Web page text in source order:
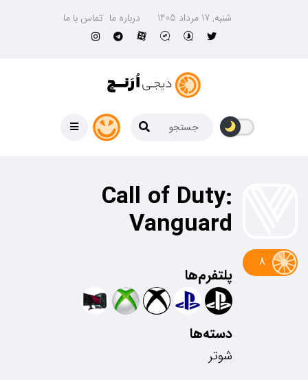
شنبه, 17 مرداد 1405 درباره ما تماس با ما
8
Call of Duty:
Vanguard
پلتفرم‌ها
دسته‌ها
شوتر